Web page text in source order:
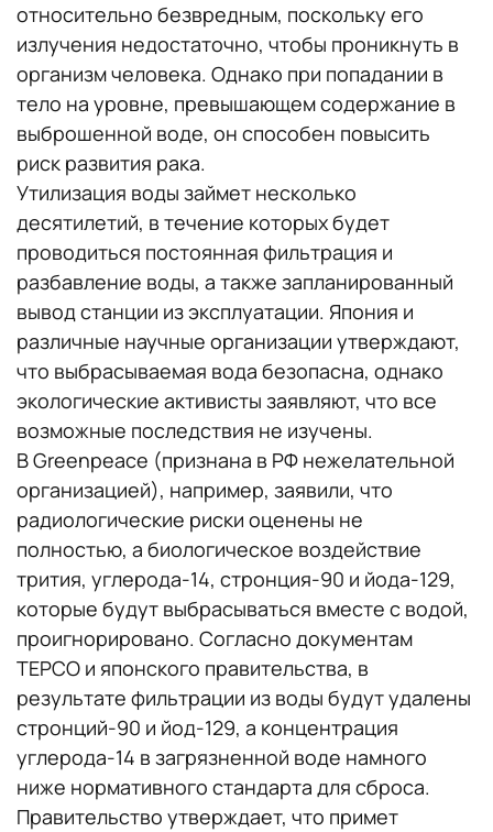
относительно безвредным, поскольку его
излучения недостаточно, чтобы проникнуть в
организм человека. Однако при попадании в
тело на уровне, превышающем содержание в
выброшенной воде, он способен повысить
риск развития рака.
Утилизация воды займет несколько
десятилетий, в течение которых будет
проводиться постоянная фильтрация и
разбавление воды, а также запланированный
вывод станции из эксплуатации. Япония и
различные научные организации утверждают,
что выбрасываемая вода безопасна, однако
экологические активисты заявляют, что все
возможные последствия не изучены.
В Greenpeace (признана в РФ нежелательной
организацией), например, заявили, что
радиологические риски оценены не
полностью, а биологическое воздействие
трития, углерода-14, стронция-90 и йода-129,
которые будут выбрасываться вместе с водой,
проигнорировано. Согласно документам
TEPCO и японского правительства, в
результате фильтрации из воды будут удалены
стронций-90 и йод-129, а концентрация
углерода-14 в загрязненной воде намного
ниже нормативного стандарта для сброса.
Правительство утверждает, что примет